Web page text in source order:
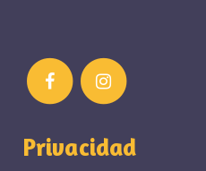
Privacidad